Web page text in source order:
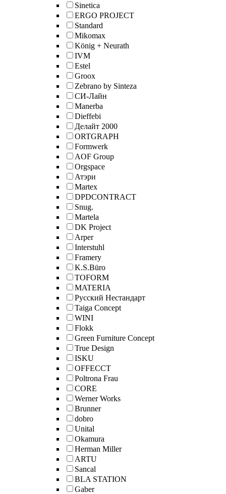
Sinetica
ERGO PROJECT
Standard
Mikomax
König + Neurath
IVM
Estel
Groox
Zebrano by Sinteza
СИ-Лайн
Manerba
Dieffebi
Делайт 2000
ORTGRAPH
Formwerk
AOF Group
Orgspace
Атэри
Martex
DPDCONTRACT
Snug.
Martela
DK Project
Arper
Interstuhl
Framery
K.S.Büro
TOFORM
MATERIA
Русский Нестандарт
Taiga Concept
WINI
Flokk
Green Furniture Concept
True Design
ISKU
OFFECCT
Poltrona Frau
CORE
Werner Works
Brunner
dobro
Unital
Okamura
Herman Miller
ARTU
Sancal
BLA STATION
Gaber